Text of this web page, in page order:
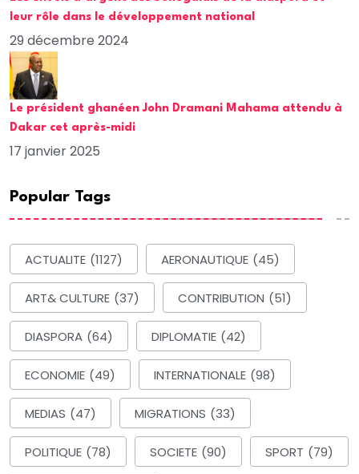
leur rôle dans le développement national
29 décembre 2024
Le président ghanéen John Dramani Mahama attendu à
Dakar cet après-midi
17 janvier 2025
Popular Tags
ACTUALITE (1127) AERONAUTIQUE (45)
ART& CULTURE (37) CONTRIBUTION (51)
DIASPORA (64) DIPLOMATIE (42)
ECONOMIE (49) INTERNATIONALE (98)
MEDIAS (47) MIGRATIONS (33)
POLITIQUE (78) SOCIETE (90) SPORT (79)